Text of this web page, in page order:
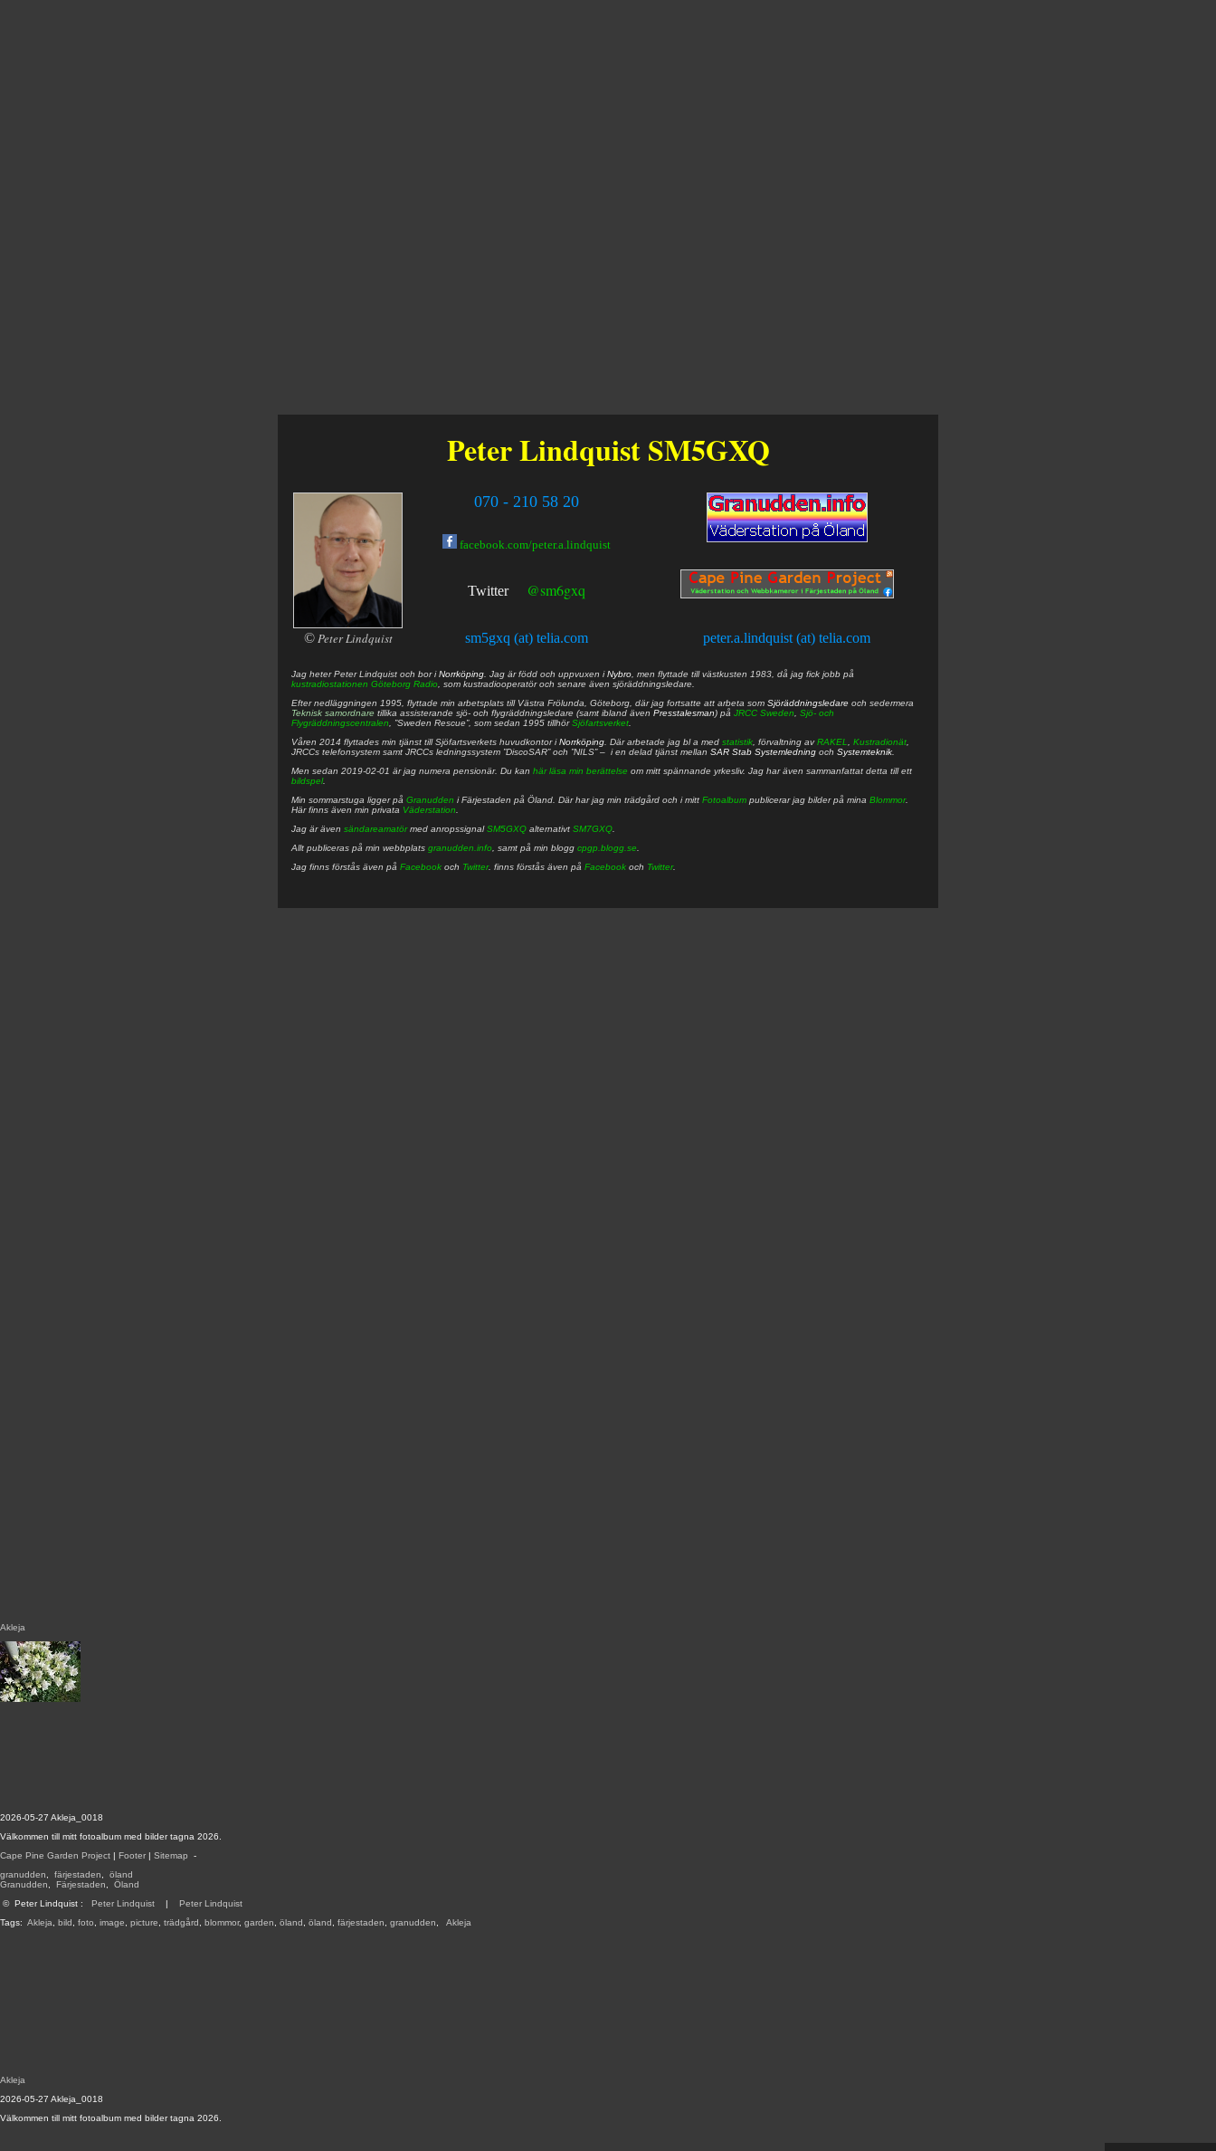
2026-05-27 Akleja_0018
Välkommen till mitt fotoalbum med bilder tagna 2026.
Cape Pine Garden Project | Footer | Sitemap -
granudden
färjestaden
öland
Granudden
Färjestaden
Öland
© Peter Lindquist : Peter Lindquist | Peter Lindquist
Tags: Akleja bild foto image picture trädgård blommor, garden öland öland färjestaden granudden Akleja
Akleja
Akleja
2026-05-27 Akleja_0018
Välkommen till mitt fotoalbum med bilder tagna 2026.
Peter Lindquist SM5GXQ
© Peter Lindquist
070 - 210 58 20
facebook.com/peter.a.lindquist
Twitter @sm6gxq
sm5gxq (at) telia.com peter.a.lindquist (at) telia.com
Jag heterPeter Lindquist och bor iNorrköping . Jag är född och uppvuxen iNybro , men flyttade till västkusten 1983, då jag fick jobb på
kustradiostationen Göteborg Radio , som kustradiooperatör och senare även sjöräddningsledare.
Efter nedläggningen 1995, flyttade min arbetsplats till Västra Frölunda, Göteborg, där jag fortsatte att arbeta som Sjöräddningsledare och sedermera
Teknisk samordnare tillika assisterande sjö- och flygräddningsledare (samt ibland även Presstalesman) på JRCC Sweden
Sjö- och
Flygräddningscentralen , ”Sweden Rescue”, som sedan 1995 tillhörSjöfartsverket
Våren 2014 flyttades min tjänst till Sjöfartsverkets huvudkontor iNorrköping . Där arbetade jag bl a med statistik , förvaltning avRAKEL Kustradionät
JRCCs telefonsystem samt JRCCs ledningssystem ”DiscoSAR” och ”NILS” – i en delad tjänst mellan SAR Stab Systemledning och Systemteknik
Men sedan 2019-02-01 är jag numera pensionär. Du kan här läsa min berättelse om mitt spännande yrkesliv. Jag har även sammanfattat detta till ett
bildspel.
Min sommarstuga ligger på Granudden i Färjestaden på Öland. Där har jag min trädgård och i mitt Fotoalbum publicerar jag bilder på mina Blommor.
Här finns även min privata Väderstation
Jag är även sändareamatörmed anropssignalSM5GXQ alternativt SM7GXQ
Allt publiceras på min webbplats granudden.info , samt på min blogg cpgp.blogg.se
Jag finns förstås även på Facebook och Twitter. finns förstås även på Facebook och Twitter.